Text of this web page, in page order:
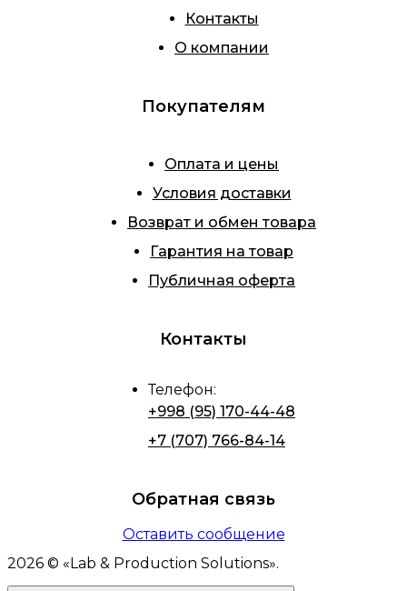
Контакты
О компании
Покупателям
Оплата и цены
Условия доставки
Возврат и обмен товара
Гарантия на товар
Публичная оферта
Контакты
Телефон:
+998 (95) 170-44-48
+7 (707) 766-84-14
Обратная связь
Оставить сообщение
2026 © « Lab & Production Solutions».